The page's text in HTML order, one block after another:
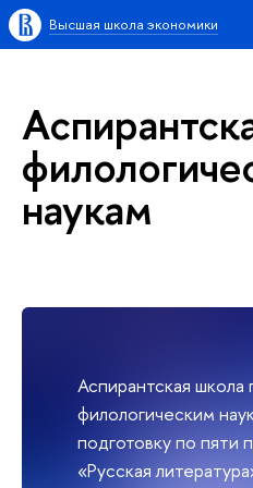
Высшая школа экономики
наукам
Аспирантская школа
филологическим
подготовку по пяти
«Русская